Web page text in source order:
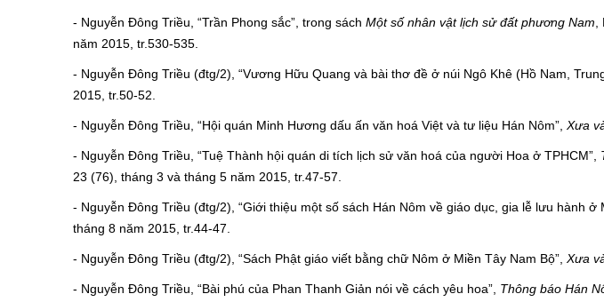
- Nguyễn Đông Triều, “Trần Phong sắc”, trong sách Một số nhân vật lịch sử đất phương Nam
năm 2015, tr.530-535.
- Nguyễn Đông Triều (đtg/2), “Vương Hữu Quang và bài thơ đề ở núi Ngô Khê (Hồ Nam,
2015, tr.50-52.
- Nguyễn Đông Triều, “Hội quán Minh Hương dấu ấn văn hoá Việt và tư liệu Hán Nôm”, Xưa
- Nguyễn Đông Triều, “Tuệ Thành hội quán di tích lịch sử văn hoá của người Hoa ở TPHCM”,
23 (76), tháng 3 và tháng 5 năm 2015, tr.47-57.
- Nguyễn Đông Triều (đtg/2), “Giới thiệu một số sách Hán Nôm về giáo dục, gia lễ lưu hành ở
tháng 8 năm 2015, tr.44-47.
- Nguyễn Đông Triều (đtg/2), “Sách Phật giáo viết bằng chữ Nôm ở Miền Tây Nam Bộ”, Xưa
- Nguyễn Đông Triều, “Bài phú của Phan Thanh Giản nói về cách yêu hoa”, Thông báo Hán